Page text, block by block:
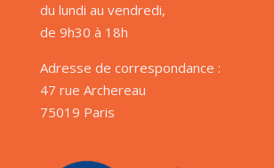
du lundi au vendredi,
de 9h30 à 18h
Adresse de correspondance :
47 rue Archereau
75019 Paris